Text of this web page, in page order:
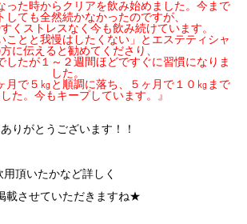
った時からクリアを飲み始めました。今まで
しても全然続かなかったのですが、
くストレスなく今も飲み続けています。
ことと我慢はしたくない」とエステティシャ
に伝えると勧めてくださり、
したが１～２週間ほどですぐに習慣になりま
した。
月で５㎏と順調に落ち、５ヶ月で１０㎏まで
た。今もキープしています。』
ありがとうございます！！
頂いたかなど詳しく
載させていただきますね★